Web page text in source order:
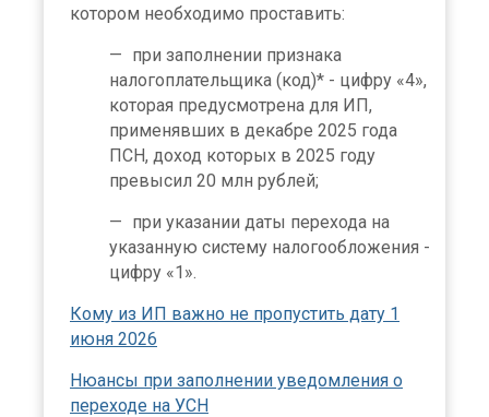
котором необходимо проставить:
при заполнении признака
налогоплательщика (код)* - цифру «4»,
которая предусмотрена для ИП,
применявших в декабре 2025 года
ПСН, доход которых в 2025 году
превысил 20 млн рублей;
при указании даты перехода на
указанную систему налогообложения -
цифру «1».
Кому из ИП важно не пропустить дату 1
июня 2026
Нюансы при заполнении уведомления о
переходе на УСН